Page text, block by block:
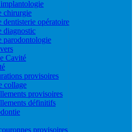
chirurgie
dentisterie opératoire
diagnostic
parodontologie
Cavité
provisoires
collage
provisoires
définitifs
provisoires